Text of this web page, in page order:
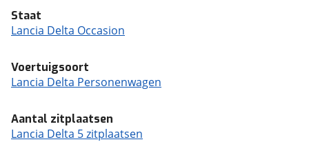
Staat
Lancia Delta Occasion
Voertuigsoort
Lancia Delta Personenwagen
Aantal zitplaatsen
Lancia Delta 5 zitplaatsen